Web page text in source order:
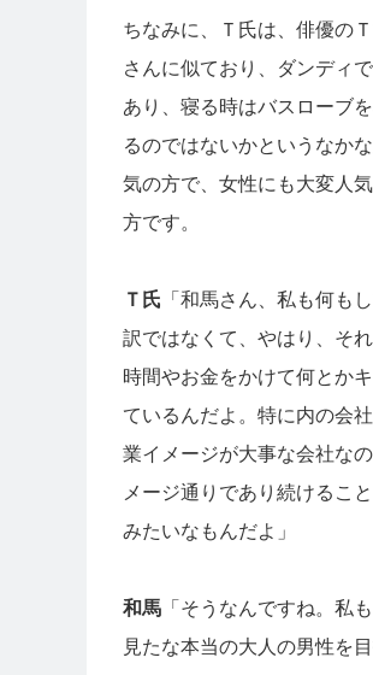
ちなみに、Ｔ氏は、俳優の
さんに似ており、ダンディ
あり、寝る時はバスローブ
るのではないかというなか
気の方で、女性にも大変人
方です。
Ｔ氏 「和馬さん、私も何も
訳ではなくて、やはり、そ
時間やお金をかけて何とか
ているんだよ。特に内の会
業イメージが大事な会社な
メージ通りであり続けるこ
みたいなもんだよ」
和馬 「そうなんですね。私
見たな本当の大人の男性を